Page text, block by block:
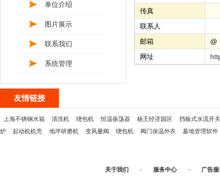
单位介绍
图片展示
联系我们
系统管理
传真
联系人
邮箱
@
网址
友情链接
上海不锈钢水箱 清洗机 绕包机 恒温振荡器 杨王经济园区
挡板式水流开关
炉
起动机机壳 地坪研磨机 变风量阀 绕包机 阀门保温外衣 墓地管理软件
关于我们 - 服务中心 -
广告